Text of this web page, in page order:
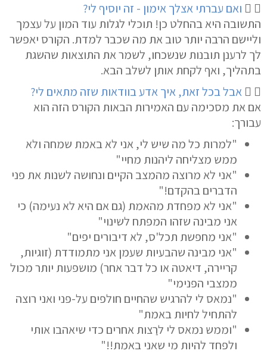
ואם עברתי אצלך אימון - זה יוסיף לי?
התשובה היא בהחלט כן! תוכלי לגלות עוד המון על עצמך
וליישם הרבה יותר טוב את מה שכבר למדת. הקורס יאפשר
לך לרענן תובנות שנשכחו, לשמראת התוצאות שהשגת
בתהליך, ואף לקחת אותן לשלב הבא.
אבל בכל זאת, איך אדע בוודאות שזה מתאים לי?
אם את מסכימה עם האמירות הבאות הקורס הזה הוא
עבורך:
"למרות כל מה שיש לי, אני לא באמת שמחה ולא
ממש מצליחה ליהנות מחיי"
"אני לא מרוצה מהמצב הקיים ונחושה לשנותאת פני
הדברים בהקדם!"
"אני לא מפחדת מהאמת (גם אם היא לא נעימה) כי
אני מבינה שזהו המפתח לשינוי"
"אני מחפשת תכל'ס, לא דיבורים יפים"
"אני מבינה שהבעיות שעמן אני מתמודדת (זוגיות,
קריירה, דיאטה או כל דבר אחר) מושפעות יותר מכול
ממצבי הפנימי"
"נמאס לי להרגיש שהחיים חולפים על-פני ואני רוצה
להתחיל לחיות באמת"
"וממש נמאס לי לרַצותאחרים כדי שיאהבו אותי
ולפחד להיות מי שאני באמת!!"